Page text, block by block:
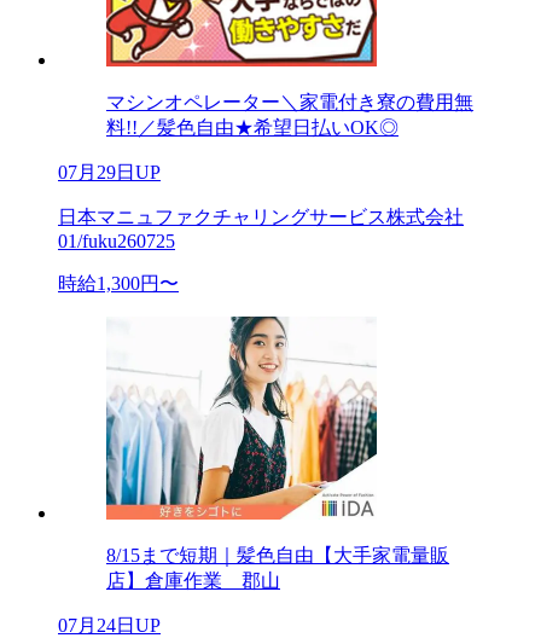
マシンオペレーター＼家電付き寮の費用無
料!!／髪色自由★希望日払いOK◎
07月29日UP
日本マニュファクチャリングサービス株式会社
01/fuku260725
時給1,300円〜
8/15まで短期｜髪色自由【大手家電量販
店】倉庫作業 郡山
07月24日UP